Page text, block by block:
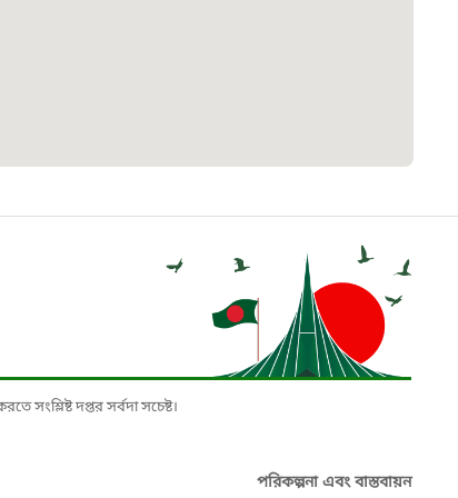
কল্যাণ বোর্ড হটলাইন
সংশ্লিষ্ট দপ্তর সর্বদা সচেষ্ট।
পরিকল্পনা এবং বাস্তবায়ন